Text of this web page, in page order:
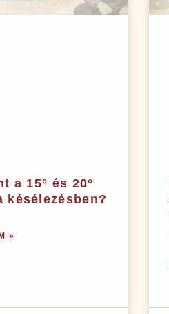
a 15° és 20°
késélezésben?
»